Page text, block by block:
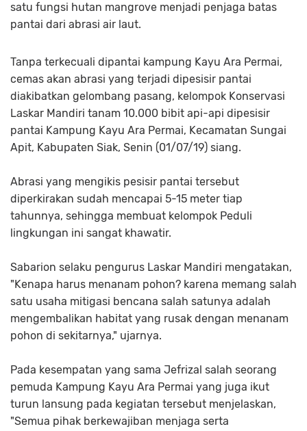
satu fungsi hutan mangrove menjadi penjaga batas
pantai dari abrasi air laut.
Tanpa terkecuali dipantai kampung Kayu Ara Permai,
cemas akan abrasi yang terjadi dipesisir pantai
diakibatkan gelombang pasang, kelompok Konservasi
Laskar Mandiri tanam 10.000 bibit api-api dipesisir
pantai Kampung Kayu Ara Permai, Kecamatan Sungai
Apit, Kabupaten Siak, Senin (01/07/19) siang.
Abrasi yang mengikis pesisir pantai tersebut
diperkirakan sudah mencapai 5-15 meter tiap
tahunnya, sehingga membuat kelompok Peduli
lingkungan ini sangat khawatir.
Sabarion selaku pengurus Laskar Mandiri mengatakan,
"Kenapa harus menanam pohon? karena memang salah
satu usaha mitigasi bencana salah satunya adalah
mengembalikan habitat yang rusak dengan menanam
pohon di sekitarnya," ujarnya.
Pada kesempatan yang sama Jefrizal salah seorang
pemuda Kampung Kayu Ara Permai yang juga ikut
turun lansung pada kegiatan tersebut menjelaskan,
"Semua pihak berkewajiban menjaga serta